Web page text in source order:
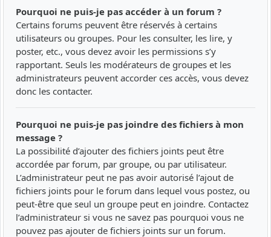
Pourquoi ne puis-je pas accéder à un forum ?
Certains forums peuvent être réservés à certains
utilisateurs ou groupes. Pour les consulter, les lire, y
poster, etc., vous devez avoir les permissions s’y
rapportant. Seuls les modérateurs de groupes et les
administrateurs peuvent accorder ces accès, vous devez
donc les contacter.
Pourquoi ne puis-je pas joindre des fichiers à mon
message ?
La possibilité d’ajouter des fichiers joints peut être
accordée par forum, par groupe, ou par utilisateur.
L’administrateur peut ne pas avoir autorisé l’ajout de
fichiers joints pour le forum dans lequel vous postez, ou
peut-être que seul un groupe peut en joindre. Contactez
l’administrateur si vous ne savez pas pourquoi vous ne
pouvez pas ajouter de fichiers joints sur un forum.